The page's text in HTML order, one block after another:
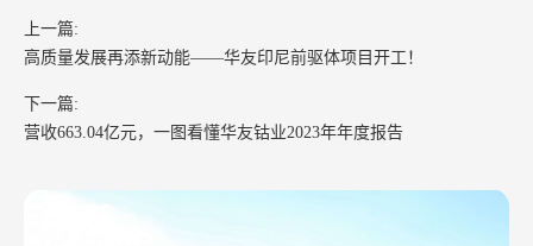
上一篇:
高质量发展再添新动能——华友印尼前驱体项目开工！
下一篇:
营收663.04亿元，一图看懂华友钴业2023年年度报告